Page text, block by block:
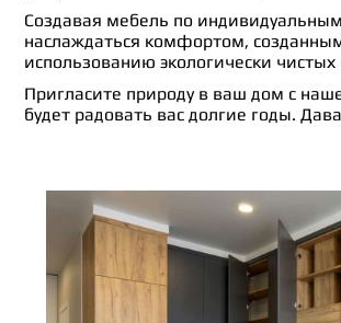
Создавая мебель по
наслаждаться комфортом,
использованию экологически
Пригласите природу в ваш дом с
будет радовать вас долгие годы.